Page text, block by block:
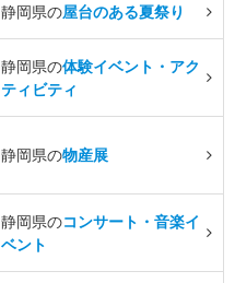
静岡県の屋台のある夏祭り
静岡県の体験イベント・アク
ティビティ
静岡県の物産展
静岡県のコンサート・音楽イ
ベント